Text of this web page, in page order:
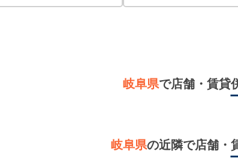
岐阜県で店舗・賃貸
岐阜県の近隣で店舗・